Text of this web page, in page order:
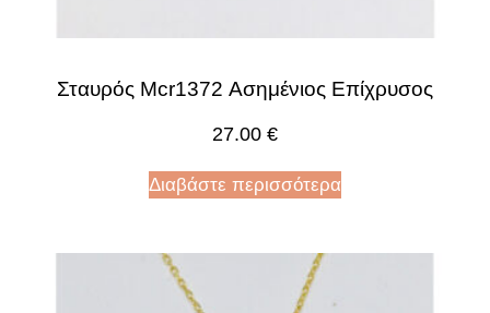
Σταυρός Mcr1372 Ασημένιος Επίχρυσος
27.00 €
Διαβάστε περισσότερα